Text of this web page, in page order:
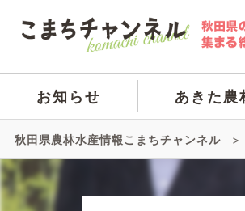
お知らせ あきた農
秋田県農林水産情報こまちチャンネル >